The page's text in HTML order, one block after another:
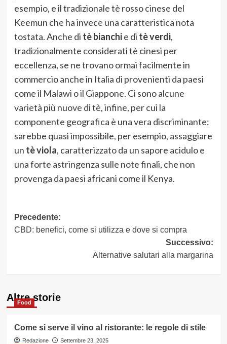
esempio, e il tradizionale tè rosso cinese del
Keemun che ha invece una caratteristica nota
tostata. Anche di tè bianchie di tè verdi,
tradizionalmente considerati tè cinesi per
eccellenza, se ne trovano ormai facilmente in
commercio anche in Italia di provenienti da paesi
come il Malawi o il Giappone. Ci sono alcune
varietà più nuove di tè, infine, per cui la
componente geografica è una vera discriminante:
sarebbe quasi impossibile, per esempio, assaggiare
un tè viola, caratterizzato da un sapore acidulo e
una forte astringenza sulle note finali, che non
provenga da paesi africani come il Kenya.
Navigazione
articolo
Precedente:
CBD: benefici, come si utilizza e dove si compra
Successivo:
Alternative salutari alla margarina
Altre storie
Food
Come si serve il vino al ristorante: le regole di stile
Redazione
Settembre 23, 2025